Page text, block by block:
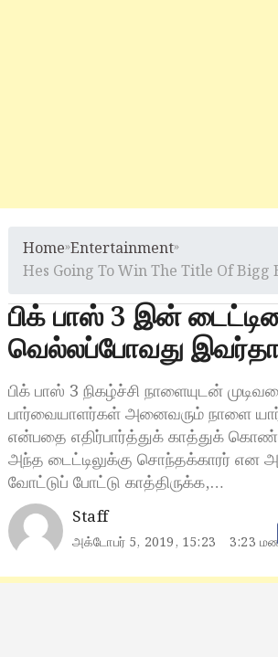
Home»Entertainment»
Hes Going To Win The Title Of Bigg
பிக் பாஸ் 3 இன்
வெல்லப்போவது
பிக் பாஸ் 3 நிகழ்ச்சி நாளையுடன்
பார்வையாளர்கள் அனைவரும் நாளை
என்பதை எதிர்பார்த்துக் காத்துக்
அந்த டைட்டிலுக்கு சொந்தக்காரர் என
வோட்டுப் போட்டு காத்திருக்க,…
Staff
அக்டோபர் 5, 2019, 15:23 3:23